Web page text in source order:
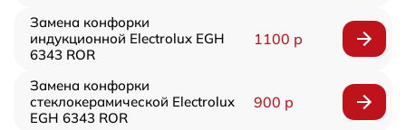
Замена конфорки
индукционной Electrolux EGH
6343 ROR
1100 р
Замена конфорки
стеклокерамической Electrolux
EGH 6343 ROR
900 р